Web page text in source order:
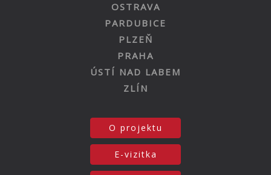
OSTRAVA
PARDUBICE
PLZEŇ
PRAHA
ÚSTÍ NAD LABEM
ZLÍN
O projektu
E-vizitka